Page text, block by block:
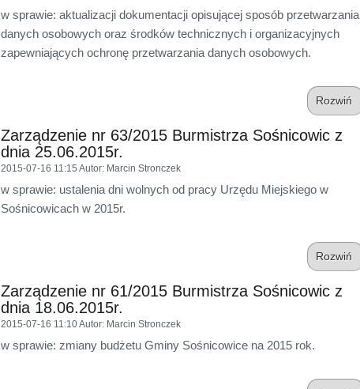
w sprawie: aktualizacji dokumentacji opisującej sposób przetwarzania
danych osobowych oraz środków technicznych i organizacyjnych
zapewniających ochronę przetwarzania danych osobowych.
Rozwiń
Zarządzenie nr 63/2015 Burmistrza Sośnicowic z
dnia 25.06.2015r.
2015-07-16 11:15 Autor: Marcin Stronczek
w sprawie: ustalenia dni wolnych od pracy Urzędu Miejskiego w
Sośnicowicach w 2015r.
Rozwiń
Zarządzenie nr 61/2015 Burmistrza Sośnicowic z
dnia 18.06.2015r.
2015-07-16 11:10Autor: Marcin Stronczek
w sprawie: zmiany budżetu Gminy Sośnicowice na 2015 rok.